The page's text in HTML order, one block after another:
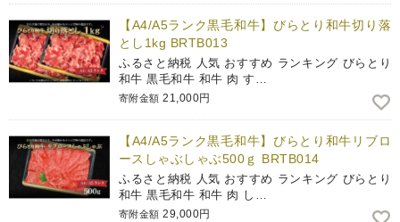
【A4/A5ランク黒毛和牛】びらとり和牛切り落
とし1kg BRTB013
ふるさと納税 人気 おすすめ ランキング びらとり
和牛 黒毛和牛 和牛 肉 す…
寄附金額 21,000円
【A4/A5ランク黒毛和牛】びらとり和牛リブロ
ースしゃぶしゃぶ500ｇ BRTB014
ふるさと納税 人気 おすすめ ランキング びらとり
和牛 黒毛和牛 和牛 肉 し…
寄附金額 29,000円